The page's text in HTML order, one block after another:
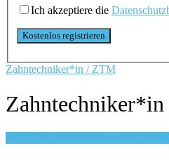
Ich akzeptiere die
Zahntechniker*in / ZTM